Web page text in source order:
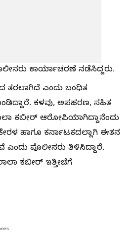
ಕಾರ್ಯಾಚರಣೆ ನಡೆಸಿದ್ದರು.
ತರಲಾಗಿದೆ ಎಂದು ಬಂಧಿತ
ಕಳವು, ಅಪಹರಣ, ಸಹಿತ
ಕಬೀರ್‌ ಆರೋಪಿಯಾಗಿದ್ದಾನೆಂದು
ಹಾಗೂ ಕರ್ನಾಟಕದಲ್ಲಾಗಿ ಈತನ
ಎಂದು ಪೊಲೀಸರು ತಿಳಿಸಿದ್ದಾರೆ.
ಕಬೀರ್‌ ಇತ್ತೀಚೆಗೆ